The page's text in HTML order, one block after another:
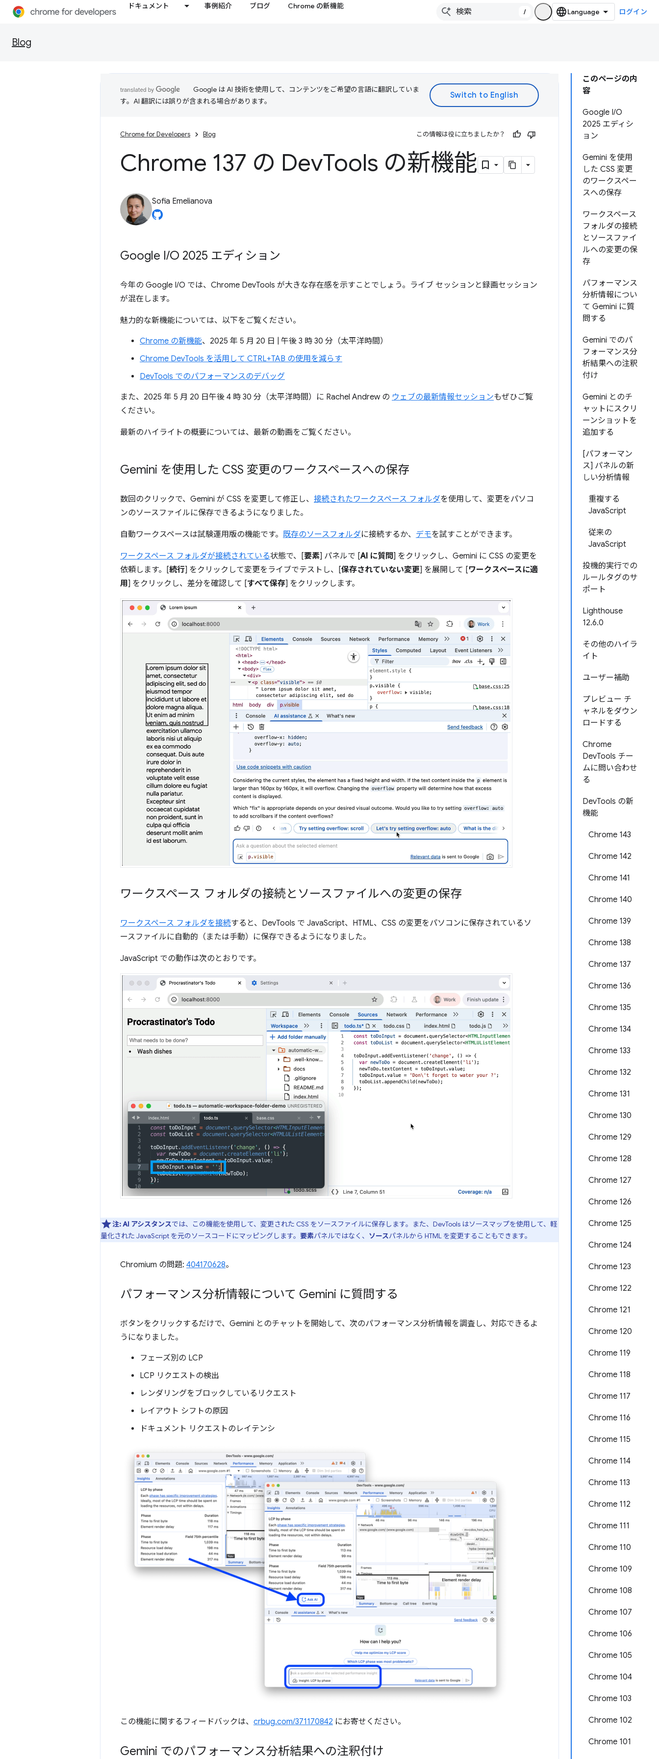
ドキュメント 事例紹介 ブログ Chrome の新機能
/ ログイン
Blog
このページの内
容
Google I/O
2025 エディシ
ョン
Gemini を使用
した CSS 変更
のワークスペー
スへの保存
ワークスペース
フォルダの接続
とソースファイ
ルへの変更の保
存
パフォーマンス
分析情報につい
て Gemini に質
問する
Gemini でのパ
フォーマンス分
析結果への注釈
付け
Gemini とのチ
ャットにスクリ
ーンショットを
追加する
[パフォーマン
ス] パネルの新
しい分析情報
重複する
JavaScript
従来の
JavaScript
投機的実行での
ルールタグのサ
ポート
Lighthouse
12.6.0
その他のハイラ
イト
ユーザー補助
プレビュー チ
ャネルをダウン
ロードする
Chrome
DevTools チー
ムに問い合わせ
る
DevTools の新
機能
Chrome 143
Chrome 142
Chrome 141
Chrome 140
Chrome 139
Chrome 138
Chrome 137
Chrome 136
Chrome 135
Chrome 134
Chrome 133
Chrome 132
Chrome 131
Chrome 130
Chrome 129
Chrome 128
Chrome 127
Chrome 126
Chrome 125
Chrome 124
Chrome 123
Chrome 122
Chrome 121
Chrome 120
Chrome 119
Chrome 118
Chrome 117
Chrome 116
Chrome 115
Chrome 114
Chrome 113
Chrome 112
Chrome 111
Chrome 110
Chrome 109
Chrome 108
Chrome 107
Chrome 106
Chrome 105
Chrome 104
Chrome 103
Chrome 102
Chrome 101
Google は AI 技術を使用して、コンテンツをご希望の言語に翻訳していま
す。AI 翻訳には誤りが含まれる場合があります。
Chrome for Developers Blog この情報は役に立ちましたか？
Chrome 137 の DevTools の新機能
Sofia Emelianova
Google I/O 2025 エディション
今年の Google I/O では、Chrome DevTools が大きな存在感を示すことでしょう。ライブ セッションと録画セッション
が混在します。
魅力的な新機能については、以下をご覧ください。
Chrome の新機能、2025 年 5 月 20 日 | 午後 3 時 30 分（太平洋時間）
Chrome DevTools を活用して CTRL+TAB の使用を減らす
DevTools でのパフォーマンスのデバッグ
また、2025 年 5 月 20 日午後 4 時 30 分（太平洋時間）に Rachel Andrew の ウェブの最新情報セッションもぜひご覧
ください。
最新のハイライトの概要については、最新の動画をご覧ください。
Gemini を使用した CSS 変更のワークスペースへの保存
数回のクリックで、Gemini が CSS を変更して修正し、 接続されたワークスペース フォルダを使用して、変更をパソコ
ンのソースファイルに保存できるようになりました。
自動ワークスペースは試験運用版の機能です。 既存のソースフォルダに接続するか、 デモを試すことができます。
ワークスペース フォルダが接続されている状態で、[要素] パネルで [AI に質問] をクリックし、Gemini に CSS の変更を
依頼します。[続行] をクリックして変更をライブでテストし、[保存されていない変更] を展開して [ワークスペースに適
用] をクリックし、差分を確認して [すべて保存] をクリックします。
ワークスペース フォルダの接続とソースファイルへの変更の保存
ワークスペース フォルダを接続すると、DevTools で JavaScript、HTML、CSS の変更をパソコンに保存されているソ
ースファイルに自動的（または手動）に保存できるようになりました。
JavaScript での動作は次のとおりです。
注: AI アシスタンスでは、この機能を使用して、変更された CSS をソースファイルに保存します。また、DevTools はソースマップを使用して、軽
量化された JavaScript を元のソースコードにマッピングします。 要素パネルではなく、 ソースパネルから HTML を変更することもできます。
Chromium の問題: 404170628。
パフォーマンス分析情報について Gemini に質問する
ボタンをクリックするだけで、Gemini とのチャットを開始して、次のパフォーマンス分析情報を調査し、対応できるよ
うになりました。
フェーズ別の LCP
LCP リクエストの検出
レンダリングをブロックしているリクエスト
レイアウト シフトの原因
ドキュメント リクエストのレイテンシ
この機能に関するフィードバックは、 crbug.com/371170842 にお寄せください。
Gemini でのパフォーマンス分析結果への注釈付け